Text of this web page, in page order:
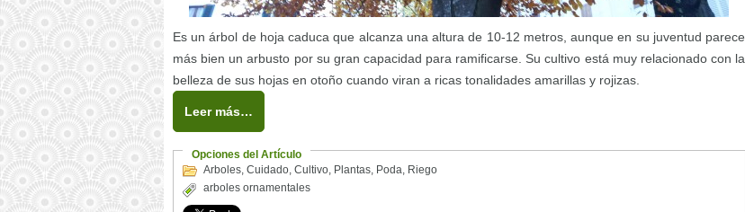
Es un árbol de hoja caduca que alcanza una altura de 10-12 metros, aunque en su juventud parece
más bien un arbusto por su gran capacidad para ramificarse. Su cultivo está muy relacionado con la
belleza de sus hojas en otoño cuando viran a ricas tonalidades amarillas y rojizas.
Leer más…
Opciones del Artículo
Arboles, Cuidado, Cultivo, Plantas, Poda, Riego
arboles ornamentales